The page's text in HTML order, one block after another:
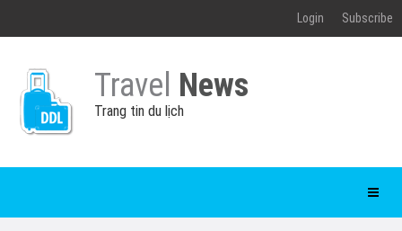
Login Subscribe
Travel News
Trang tin du lịch